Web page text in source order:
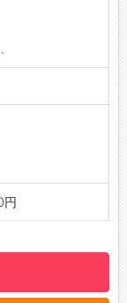
ことがありま
ました。
面もあるので、
くらいドキドキ
などに目を通し
庫すると「勉
ます。
充実！
度あり
際の業務でしっ
円